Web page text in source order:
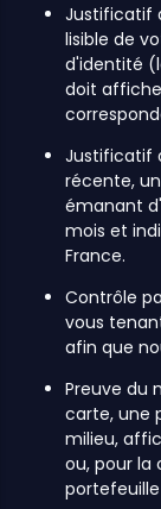
Justificatif
lisible de
d'identité
doit
Justificatif
récente,
émanant
mois et
France.
Contrôle
vous
afin que
Preuve du
carte, une
milieu,
ou, pour la